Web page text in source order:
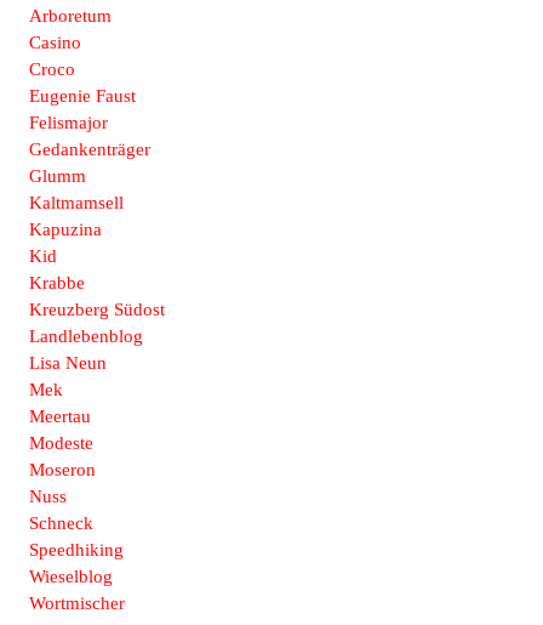
Arboretum
Casino
Croco
Eugenie Faust
Felismajor
Gedankenträger
Glumm
Kaltmamsell
Kapuzina
Kid
Krabbe
Kreuzberg Südost
Landlebenblog
Lisa Neun
Mek
Meertau
Modeste
Moseron
Nuss
Schneck
Speedhiking
Wieselblog
Wortmischer